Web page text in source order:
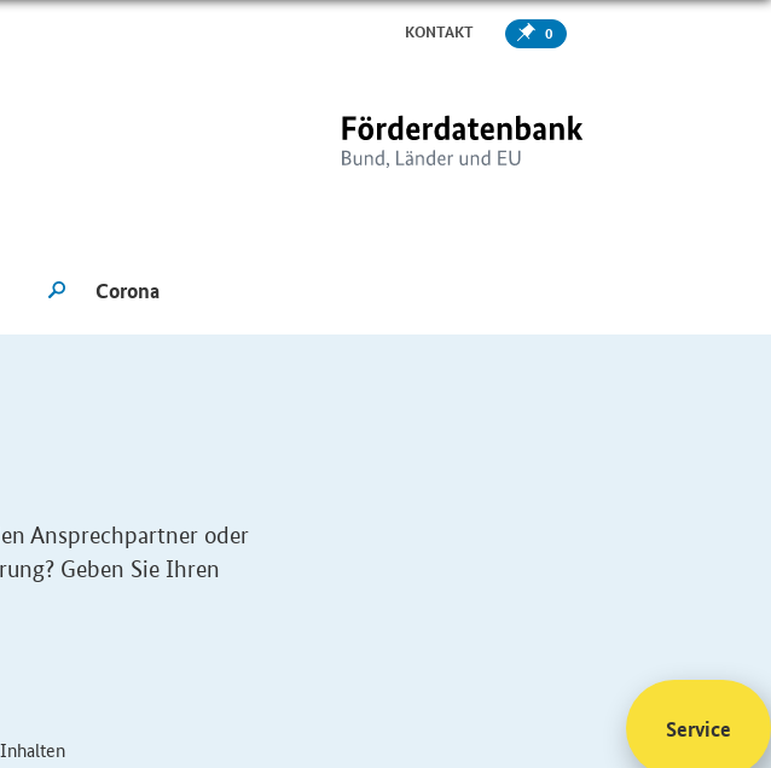
KONTAKT 0
Ansprechpartner oder
Geben Sie Ihren
Service